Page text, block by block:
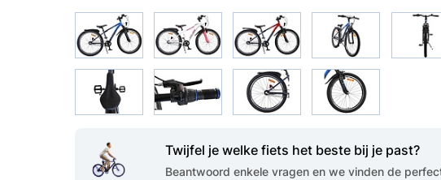
Twijfel je welke fiets het beste bij je past?
Beantwoord enkele vragen en we vinden de